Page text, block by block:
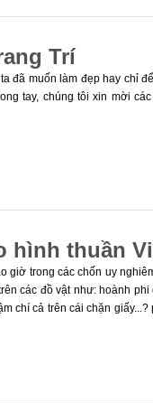
Trí
đã muốn làm đẹp hay chỉ
tay, chúng tôi xin mời
hình thuần
giờ trong các chốn uy
các đồ vật như: hoành
chí cả trên cái chặn